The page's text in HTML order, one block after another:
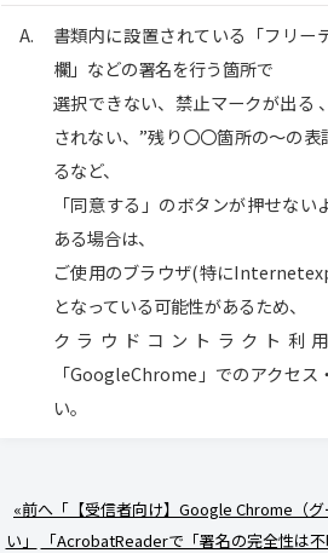
書類内に設置されている「フリー
欄」などの署名を行う箇所で
選択できない、禁止マークが出る
されない、”残り〇〇箇所の～の
るなど、
「同意する」のボタンが押せな
ある場合は、
ご使用のブラウザ(特に
となっている可能性があるため、
クラウドコントラクト利
「GoogleChrome」でのアクセス
い。
«前へ「【受信者向け】Google Chrome（
い」
「AcrobatReaderで「署名の完全性は